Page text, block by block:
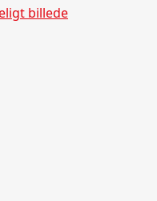
billede